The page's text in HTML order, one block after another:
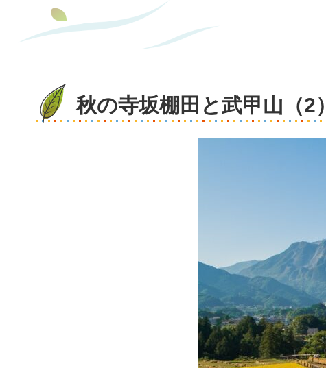
秋の寺坂棚田と武甲山（2）